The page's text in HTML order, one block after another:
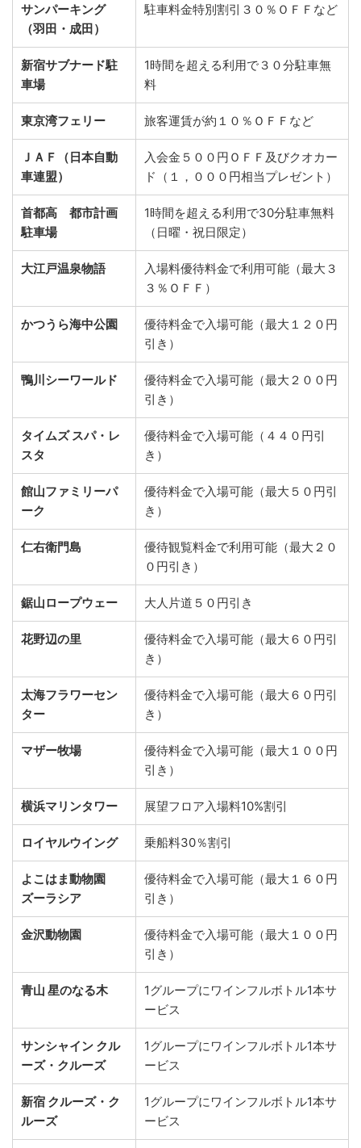
サンパーキング
（羽田・成田）
駐車料金特別割引３０％ＯＦＦなど
新宿サブナード駐
車場
1時間を超える利用で３０分駐車無
料
東京湾フェリー 旅客運賃が約１０％ＯＦＦなど
ＪＡＦ（日本自動
車連盟）
入会金５００円ＯＦＦ及びクオカー
ド（１，０００円相当プレゼント）
首都高 都市計画
駐車場
1時間を超える利用で30分駐車無料
（日曜・祝日限定）
大江戸温泉物語
入場料優待料金で利用可能（最大３
３％ＯＦＦ）
かつうら海中公園
優待料金で入場可能（最大１２０円
引き）
鴨川シーワールド
優待料金で入場可能（最大２００円
引き）
タイムズ スパ・レ
スタ
優待料金で入場可能（４４０円引
き）
館山ファミリーパ
ーク
優待料金で入場可能（最大５０円引
き）
仁右衛門島
優待観覧料金で利用可能（最大２０
０円引き）
鋸山ロープウェー 大人片道５０円引き
花野辺の里
優待料金で入場可能（最大６０円引
き）
太海フラワーセン
ター
優待料金で入場可能（最大６０円引
き）
マザー牧場
優待料金で入場可能（最大１００円
引き）
横浜マリンタワー 展望フロア入場料10%割引
ロイヤルウイング 乗船料30％割引
よこはま動物園
ズーラシア
優待料金で入場可能（最大１６０円
引き）
金沢動物園
優待料金で入場可能（最大１００円
引き）
青山 星のなる木
1グループにワインフルボトル1本サ
ービス
サンシャイン クル
ーズ・クルーズ
1グループにワインフルボトル1本サ
ービス
新宿 クルーズ・ク
ルーズ
1グループにワインフルボトル1本サ
ービス